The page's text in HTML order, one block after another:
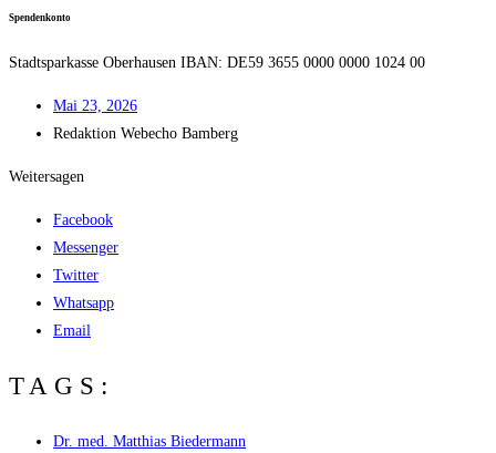
Spen­den­kon­to
Stadt­spar­kas­se Ober­hau­sen IBAN: DE59 3655 0000 0000 1024 00
Mai 23, 2026
Redak­ti­on Web­echo Bamberg
Weitersagen
Facebook
Messenger
Twitter
Whatsapp
Email
TAGS:
Dr. med. Matthias Biedermann